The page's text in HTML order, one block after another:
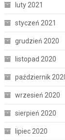
luty 2021
styczeń 2021
grudzień 2020
listopad 2020
październik
wrzesień 2020
sierpień 2020
lipiec 2020